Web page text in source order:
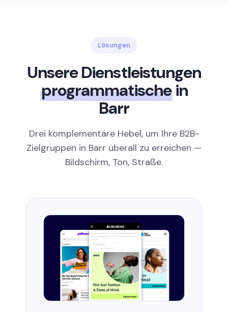
Lösungen
Unsere Dienstleistungen
programmatischein
Barr
Drei komplementäre Hebel, um Ihre B2B-
Zielgruppen in Barr überall zu erreichen —
Bildschirm, Ton, Straße.